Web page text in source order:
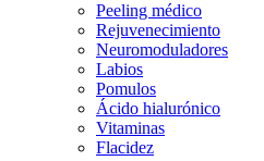
Peeling médico
Rejuvenecimiento
Neuromoduladores
Labios
Pomulos
Ácido hialurónico
Vitaminas
Flacidez